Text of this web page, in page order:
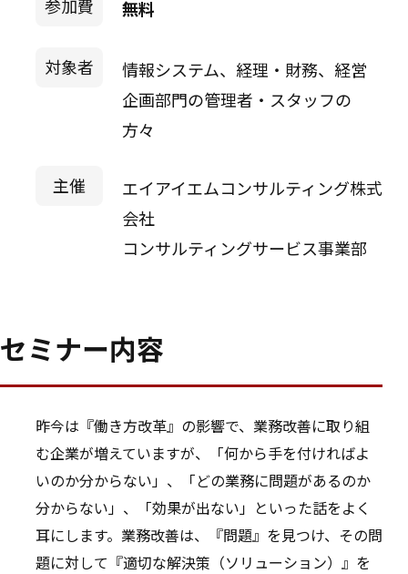
参加費 無料
対象者
情報システム、経理・財務、経営
企画部門の管理者・スタッフの
方々
主催
エイアイエムコンサルティング株式
会社
コンサルティングサービス事業部
セミナー内容
昨今は『働き方改革』の影響で、業務改善に取り組
む企業が増えていますが、「何から手を付ければよ
いのか分からない」、「どの業務に問題があるのか
分からない」、「効果が出ない」といった話をよく
耳にします。業務改善は、『問題』を見つけ、その問
題に対して『適切な解決策（ソリューション）』を